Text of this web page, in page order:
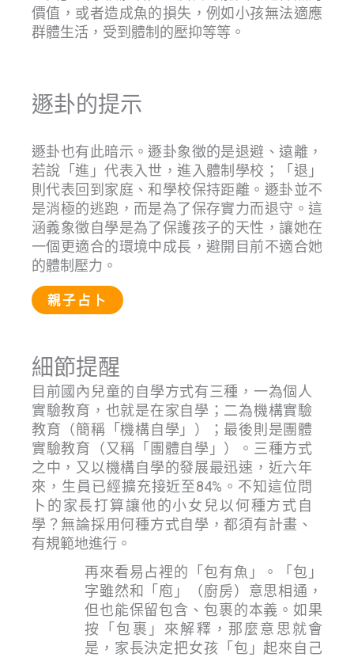
價值，或者造成魚的損失，例如小孩無法適應
群體生活，受到體制的壓抑等等。
遯卦的提示
遯卦也有此暗示。遯卦象徵的是退避、遠離，
若說「進」代表入世，進入體制學校；「退」
則代表回到家庭、和學校保持距離。遯卦並不
是消極的逃跑，而是為了保存實力而退守。這
涵義象徵自學是為了保護孩子的天性，讓她在
一個更適合的環境中成長，避開目前不適合她
的體制壓力。
親子占卜
細節提醒
目前國內兒童的自學方式有三種，一為個人
實驗教育，也就是在家自學；二為機構實驗
教育（簡稱「機構自學」）；最後則是團體
實驗教育（又稱「團體自學」）。三種方式
之中，又以機構自學的發展最迅速，近六年
來，生員已經擴充接近至84%。不知這位問
卜的家長打算讓他的小女兒以何種方式自
學？無論採用何種方式自學，都須有計畫、
有規範地進行。
再來看易占裡的「包有魚」。「包」
字雖然和「庖」（廚房）意思相通，
但也能保留包含、包裹的本義。如果
按「包裹」來解釋，那麼意思就會
是，家長決定把女孩「包」起來自己